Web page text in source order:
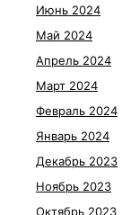
Июнь 2024
Май 2024
Апрель 2024
Март 2024
Февраль 2024
Январь 2024
Декабрь 2023
Ноябрь 2023
Октябрь 2023